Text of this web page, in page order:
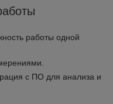
работы одной
с ПО для анализа и